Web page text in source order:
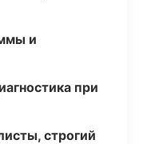
и
при
строгий